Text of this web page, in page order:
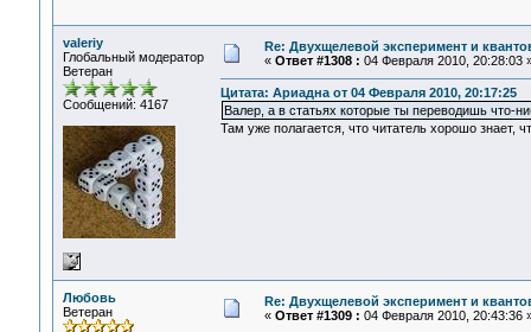
valeriy
Глобальный модератор
Ветеран
Сообщений: 4167
Re: Двухщелевой эксперимент и
« Ответ #1308 : 04 Февраля 2010, 20:28:03
Цитата: Ариадна от 04 Февраля 2010, 20:17:25
Валер, а в статьях которые ты переводишь что-
Там уже полагается, что читатель хорошо знает,
Любовь
Ветеран
Re: Двухщелевой эксперимент и
« Ответ #1309 : 04 Февраля 2010, 20:43:36